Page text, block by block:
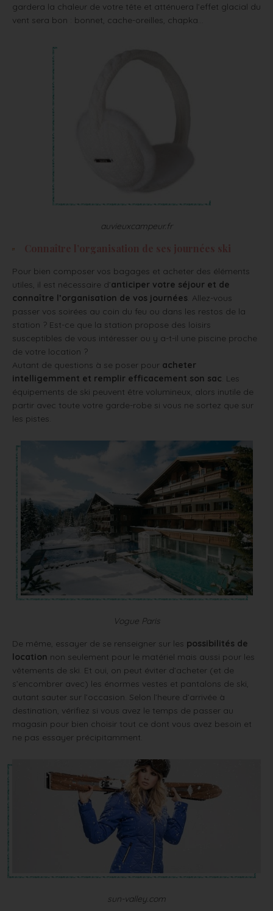
gardera la chaleur de votre tête et atténuera l’effet glacial du
vent sera bon : bonnet, cache-oreilles, chapka…
auvieuxcampeur.fr
Pour bien composer vos bagages et acheter des éléments
utiles, il est nécessaire d’anticiper votre séjour et de
connaître l’organisation de vos journées . Allez-vous
passer vos soirées au coin du feu ou dans les restos de la
station ? Est-ce que la station propose des loisirs
susceptibles de vous intéresser ou y a-t-il une piscine proche
de votre location ?
Autant de questions à se poser pour acheter
intelligemment et remplir efficacement son sac . Les
équipements de ski peuvent être volumineux, alors inutile de
partir avec toute votre garde-robe si vous ne sortez que sur
les pistes.
Vogue Paris
De même, essayer de se renseigner sur les possibilités de
location non seulement pour le matériel mais aussi pour les
vêtements de ski. Et oui, on peut éviter d’acheter (et de
s’encombrer avec) les énormes vestes et pantalons de ski,
autant sauter sur l’occasion. Selon l’heure d’arrivée à
destination, vérifiez si vous avez le temps de passer au
magasin pour bien choisir tout ce dont vous avez besoin et
ne pas essayer précipitamment.
sun-valley.com